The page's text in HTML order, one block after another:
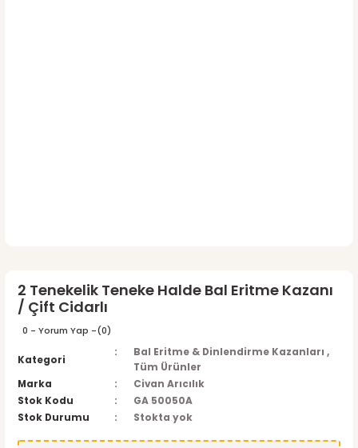
2 Tenekelik Teneke Halde Bal Eritme Kazanı
/ Çift Cidarlı
0 - Yorum Yap -(0)
Kategori
Bal Eritme & Dinlendirme Kazanları ,
Tüm Ürünler
Marka
Civan Arıcılık
Stok Kodu
GA 50050A
Stok Durumu
Stokta yok